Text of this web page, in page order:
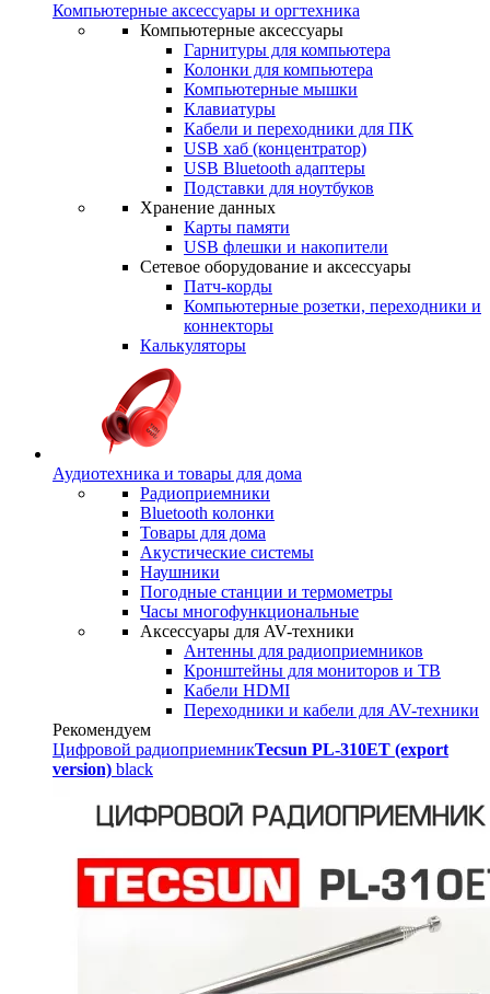
Компьютерные аксессуары и оргтехника
Компьютерные аксессуары
Гарнитуры для компьютера
Колонки для компьютера
Компьютерные мышки
Клавиатуры
Кабели и переходники для ПК
USB хаб (концентратор)
USB Bluetooth адаптеры
Подставки для ноутбуков
Хранение данных
Карты памяти
USB флешки и накопители
Сетевое оборудование и аксессуары
Патч-корды
Компьютерные розетки, переходники и
коннекторы
Калькуляторы
Аудиотехника и товары для дома
Радиоприемники
Bluetooth колонки
Товары для дома
Акустические системы
Наушники
Погодные станции и термометры
Часы многофункциональные
Аксессуары для AV-техники
Антенны для радиоприемников
Кронштейны для мониторов и ТВ
Кабели HDMI
Переходники и кабели для AV-техники
Рекомендуем
Цифровой радиоприемникTecsun PL-310ET (export
version) black